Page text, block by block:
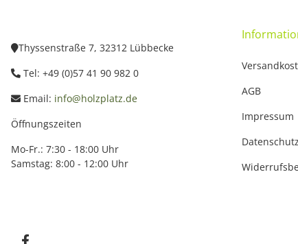
Thyssenstraße 7, 32312 Lübbecke
Tel: +49 (0)57 41 90 982 0
Email: info@holzplatz.de
Öffnungszeiten
Mo-Fr.: 7:30 - 18:00 Uhr
Samstag: 8:00 - 12:00 Uhr
AGB
Impressum
Datenschutz